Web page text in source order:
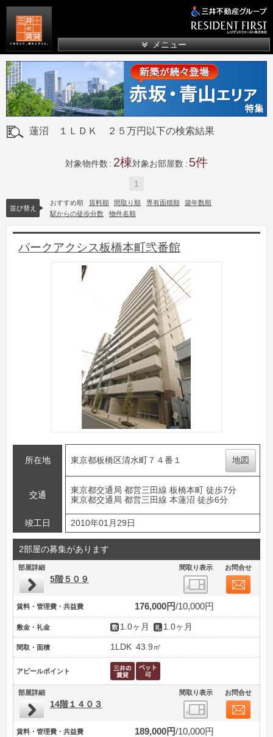
メニュー
蓮沼 １ＬＤＫ ２５万円以下の検索結果
対象物件数 2 対象お部屋数 5
1
並び替え
おすすめ順 賃料順 間取り順 専有面積順
築年数順
駅からの徒歩分数
物件名順
パークアクシス板橋本町弐番館
所在地 東京都板橋区清水町７４番１ 地図
交通
東京都交通局 都営三田線 板橋本町 徒歩7分
東京都交通局 都営三田線 本蓮沼 徒歩6分
竣工日 2010年01月29日
2部屋の募集があります
部屋詳細 間取り表示 お問合せ
5階５０９
賃料・管理費・共益費 176,000円 10,000円
敷金・礼金 1.0ヶ月 1.0ヶ月
間取・面積 1LDK 43.9㎡
アピールポイント
部屋詳細 間取り表示 お問合せ
14階１４０３
賃料・管理費・共益費 189,000円 10,000円